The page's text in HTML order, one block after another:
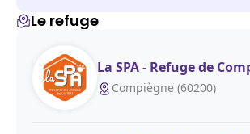
Le refuge
La SPA - Refuge de
Compiègne (60200)